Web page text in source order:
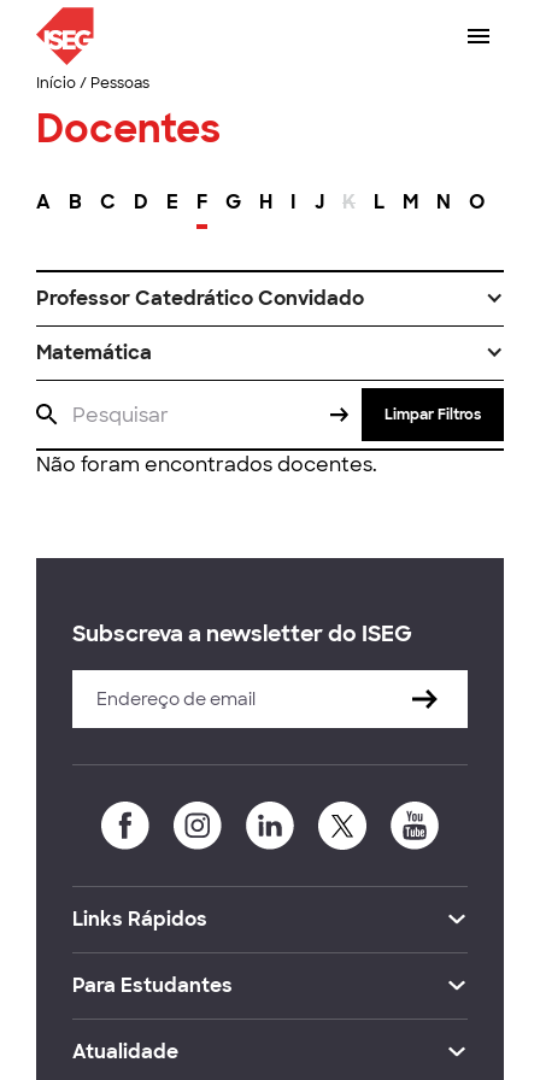
Início/ Pessoas
Docentes
A B C D E F G H I J K L M N O
Professor Catedrático Convidado
Matemática
Limpar Filtros
Não foram encontrados docentes.
Subscreva a newsletter do ISEG
Links Rápidos
Para Estudantes
Atualidade